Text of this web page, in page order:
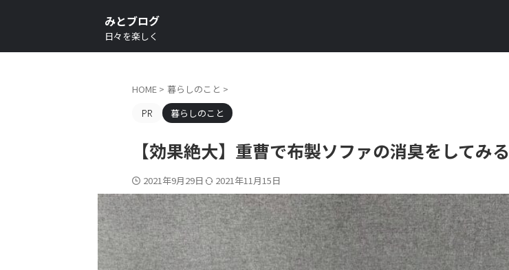
みとブログ
日々を楽しく
HOME > 暮らしのこと >
暮らしのこと
【効果絶大】重曹で布製ソファの消臭をしてみる
2021年9月29日 2021年11月15日